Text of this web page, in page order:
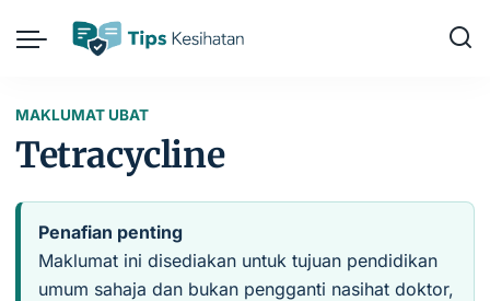
MAKLUMAT UBAT
Tetracycline
Penafian penting
Maklumat ini disediakan untuk tujuan pendidikan
umum sahaja dan bukan pengganti nasihat doktor,